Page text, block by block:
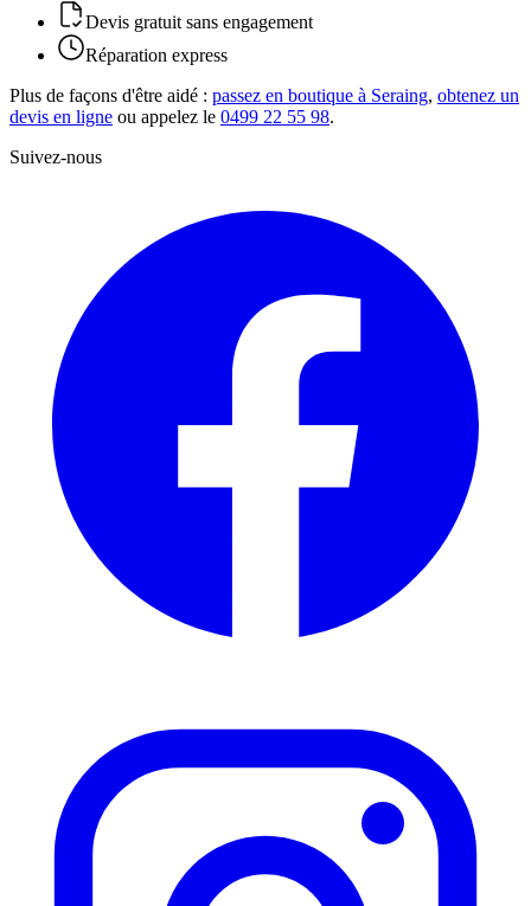
Devis gratuit sans engagement
Réparation express
Plus de façons d'être aidé : passez en boutique à Seraing, obtenez un
devis en ligne ou appelez le 0499 22 55 98.
Suivez-nous